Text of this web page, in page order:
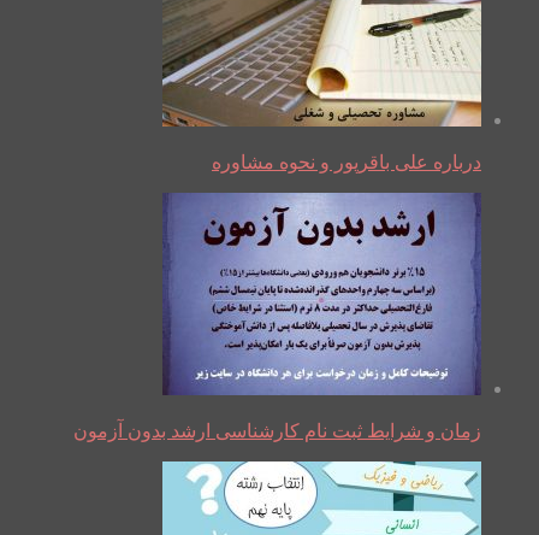
درباره علی باقرپور و نحوه مشاوره
زمان و شرایط ثبت نام کارشناسی ارشد بدون آزمون